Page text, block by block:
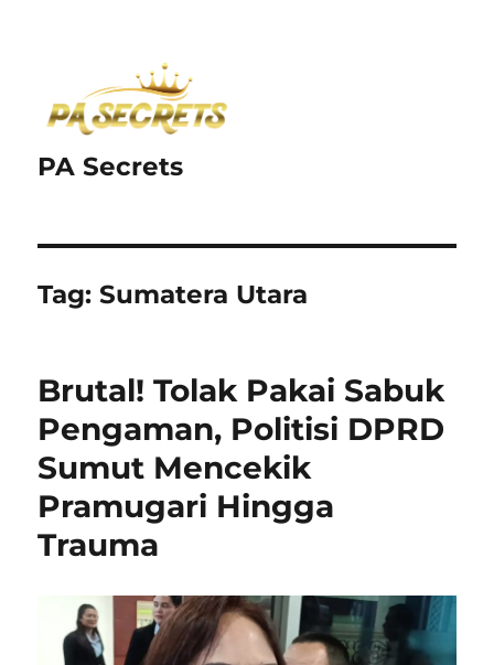
PA Secrets
Tag:Sumatera Utara
Brutal! Tolak Pakai Sabuk
Pengaman, Politisi DPRD
Sumut Mencekik
Pramugari Hingga
Trauma